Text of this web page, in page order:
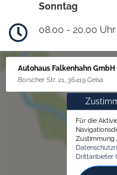
Sonntag
08.00 - 20.00 Uhr
Autohaus Falkenhahn GmbH
Borscher Str. 21, 36419 Geisa
Für die
Zustimmung
Drittanbieter